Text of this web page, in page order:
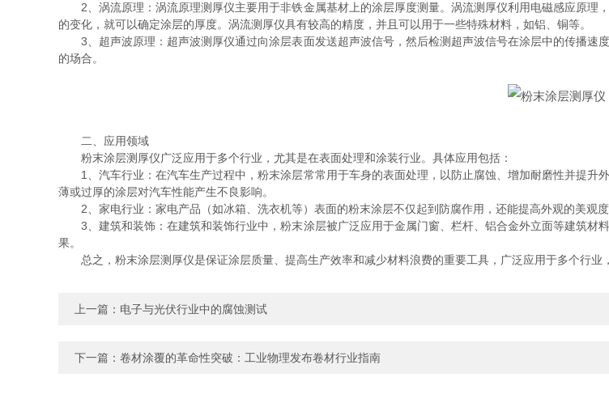
2、涡流原理：涡流原理测厚仪主要用于非铁金属基材上的涂层厚度测量。涡流测厚仪利用电磁感应原理
的变化，就可以确定涂层的厚度。涡流测厚仪具有较高的精度，并且可以用于一些特殊材料，如铝、铜等。
3、超声波原理：超声波测厚仪通过向涂层表面发送超声波信号，然后检测超声波信号在涂层中的传播速
的场合。
二、应用领域
粉末涂层测厚仪广泛应用于多个行业，尤其是在表面处理和涂装行业。具体应用包括：
1、汽车行业：在汽车生产过程中，粉末涂层常常用于车身的表面处理，以防止腐蚀、增加耐磨性并提升
薄或过厚的涂层对汽车性能产生不良影响。
2、家电行业：家电产品（如冰箱、洗衣机等）表面的粉末涂层不仅起到防腐作用，还能提高外观的美观度
3、建筑和装饰：在建筑和装饰行业中，粉末涂层被广泛应用于金属门窗、栏杆、铝合金外立面等建筑材
果。
总之，粉末涂层测厚仪是保证涂层质量、提高生产效率和减少材料浪费的重要工具，广泛应用于多个行业
上一篇： 电子与光伏行业中的腐蚀测试
下一篇： 卷材涂覆的革命性突破：工业物理发布卷材行业指南